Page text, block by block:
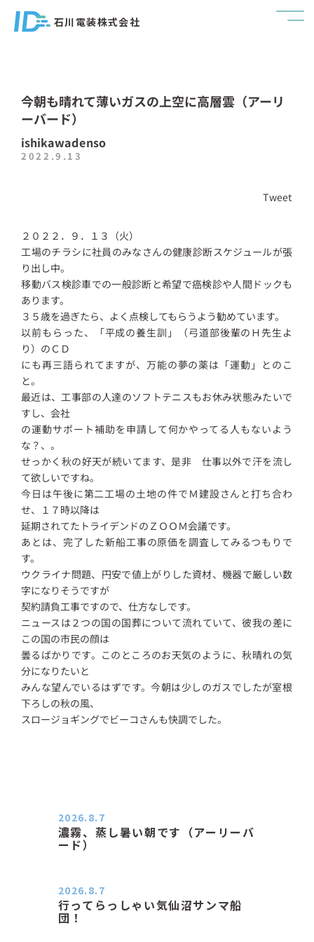
石川電装株式会社
今朝も晴れて薄いガスの上空に高層雲（アーリ
ーバード）
ishikawadenso
2022.9.13
Tweet
２０２２．９．１３（火）
工場のチラシに社員のみなさんの健康診断スケジュールが張
り出し中。
移動バス検診車での一般診断と希望で癌検診や人間ドックも
あります。
３５歳を過ぎたら、よく点検してもらうよう勧めています。
以前もらった、「平成の養生訓」（弓道部後輩のＨ先生よ
り）のＣＤ
にも再三語られてますが、万能の夢の薬は「運動」とのこ
と。
最近は、工事部の人達のソフトテニスもお休み状態みたいで
すし、会社
の運動サポート補助を申請して何かやってる人もないよう
な？、。
せっかく秋の好天が続いてます、是非 仕事以外で汗を流し
て欲しいですね。
今日は午後に第二工場の土地の件でＭ建設さんと打ち合わ
せ、１７時以降は
延期されてたトライデンドのＺＯＯＭ会議です。
あとは、完了した新船工事の原価を調査してみるつもりで
す。
ウクライナ問題、円安で値上がりした資材、機器で厳しい数
字になりそうですが
契約請負工事ですので、仕方なしです。
ニュースは２つの国の国葬について流れていて、彼我の差に
この国の市民の顔は
曇るばかりです。このところのお天気のように、秋晴れの気
分になりたいと
みんな望んでいるはずです。今朝は少しのガスでしたが室根
下ろしの秋の風、
スロージョギングでビーコさんも快調でした。
濃霧、蒸し暑い朝です（アーリーバ
ード）
2026.8.7
行ってらっしゃい気仙沼サンマ船
団！
2026.8.7